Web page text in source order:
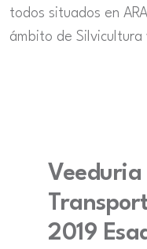
todos situados en
ámbito de
2019